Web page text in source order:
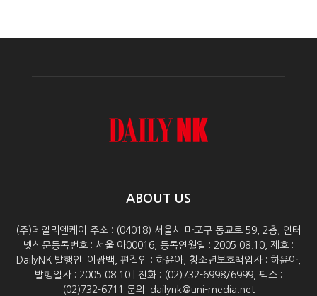
ABOUT US
(주)데일리엔케이 주소 : (04018) 서울시 마포구 동교로 59, 2층, 인터
넷신문등록번호 : 서울 아00016, 등록연월일 : 2005.08.10, 제호 :
DailyNK 발행인: 이광백, 편집인 : 하윤아, 청소년보호책임자 : 하윤아,
발행일자 : 2005.08.10 | 전화 : (02)732-6998/6999, 팩스 :
(02)732-6711 문의: dailynk@uni-media.net